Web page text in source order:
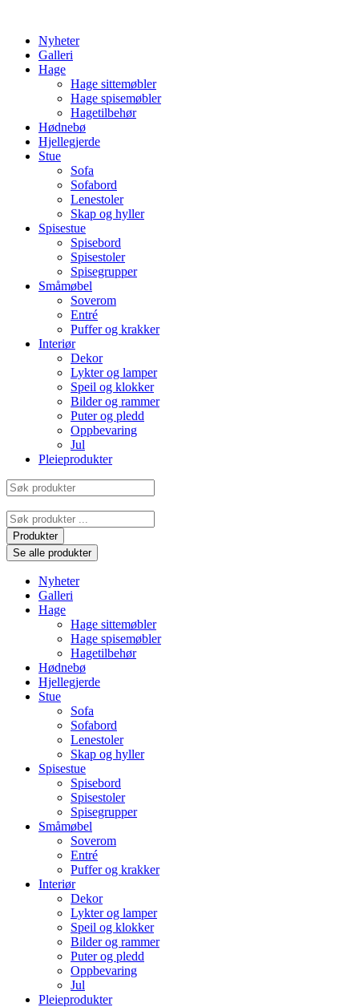
contentNyheter
Galleri
Hage
Hage sittemøbler
Hage spisemøbler
Hagetilbehør
Hødnebø
Hjellegjerde
Stue
Sofa
Sofabord
Lenestoler
Skap og hyller
Spisestue
Spisebord
Spisestoler
Spisegrupper
Småmøbel
Soverom
Entré
Puffer og krakker
Interiør
Dekor
Lykter og lamper
Speil og klokker
Bilder og rammer
Puter og pledd
Oppbevaring
Jul
Pleieprodukter
Søk
produkter
Search
...Produkter
Se alle produkter
Nyheter
Galleri
Hage
Hage sittemøbler
Hage spisemøbler
Hagetilbehør
Hødnebø
Hjellegjerde
Stue
Sofa
Sofabord
Lenestoler
Skap og hyller
Spisestue
Spisebord
Spisestoler
Spisegrupper
Småmøbel
Soverom
Entré
Puffer og krakker
Interiør
Dekor
Lykter og lamper
Speil og klokker
Bilder og rammer
Puter og pledd
Oppbevaring
Jul
Pleieprodukter